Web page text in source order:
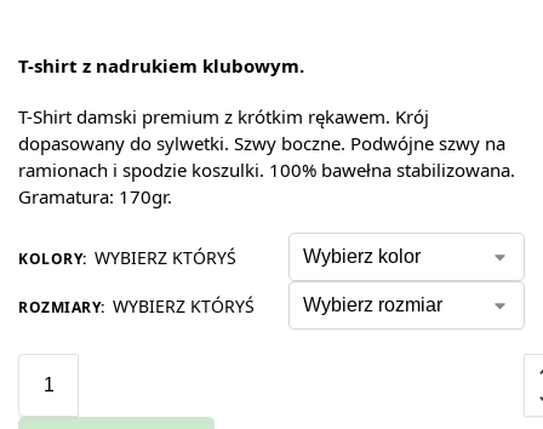
T-shirt z nadrukiem klubowym.
T-Shirt damski premium z krótkim rękawem. Krój
dopasowany do sylwetki. Szwy boczne. Podwójne szwy na
ramionach i spodzie koszulki. 100% bawełna stabilizowana.
Gramatura: 170gr.
KOLORY: WYBIERZ KTÓRYŚ
ROZMIARY: WYBIERZ KTÓRYŚ